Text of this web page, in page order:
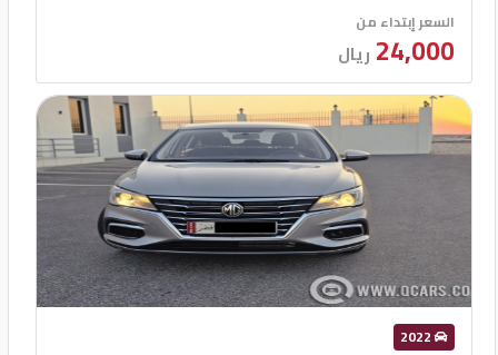
السعر إبتداء من
24,000 ريال
2022